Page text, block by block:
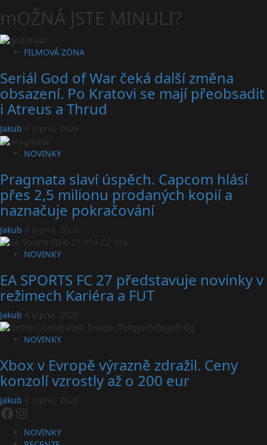
mOŽNÁ JSTE MINULI?
FILMOVÁ ZÓNA
Seriál God of War čeká další změna
obsazení. Po Kratovi se mají přeobsadit
i Atreus a Thrud
Jakub 4 srpna, 2026
NOVINKY
Pragmata slaví úspěch. Capcom hlásí
přes 2,5 milionu prodaných kopií a
naznačuje pokračování
Jakub 4 srpna, 2026
NOVINKY
EA SPORTS FC 27 představuje novinky v
režimech Kariéra a FUT
Jakub 4 srpna, 2026
NOVINKY
Xbox v Evropě výrazně zdražil. Ceny
konzolí vzrostly až o 200 eur
Jakub 4 srpna, 2026
Facebook
Instagram
NOVINKY